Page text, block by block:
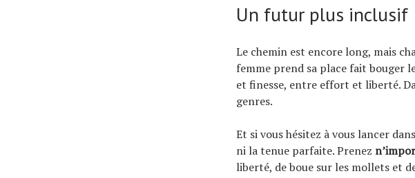
Un futur plus inclusif
Le chemin est encore long, mais
femme prend sa place fait bouger
et finesse, entre effort et liberté.
genres.
Et si vous hésitez à vous lancer
ni la tenue parfaite. Prenez
liberté, de boue sur les mollets et